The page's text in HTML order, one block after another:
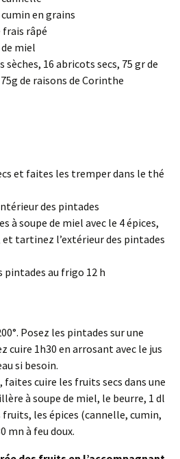
en grains
frais râpé
miel
sèches, 16 abricots secs, 75 gr de
de raisons de Corinthe
et faites les tremper dans le thé
des pintades
à soupe de miel avec le 4 épices,
et tartinez l’extérieur des pintades
pintades au frigo 12 h
Posez les pintades sur une
cuire 1h30 en arrosant avec le jus
si besoin.
cuire les fruits secs dans une
à soupe de miel, le beurre, 1 dl
fruits, les épices (cannelle, cumin,
mn à feu doux.